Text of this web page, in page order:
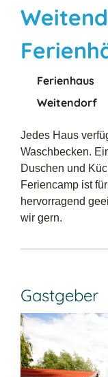
Ferienhaus
Weitendorf
Jedes Haus
Waschbecken.
Duschen und
Feriencamp ist
hervorragend
wir gern.
Gastgeber